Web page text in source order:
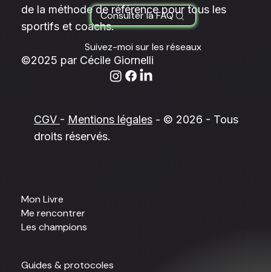
de la méthode de référence pour tous les
sportifs et coachs.
©2025 par Cécile Giornelli
Mon Livre
Me rencontrer
Les champions
Guides & protocoles
Consulter la FAQ
Suivez-moi sur les réseaux
CGV - Mentions légales- © 2026 - Tous
droits réservés.